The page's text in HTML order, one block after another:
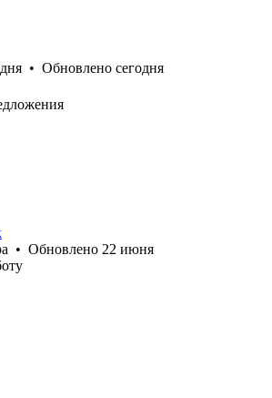
• Обновлено сегодня
• Обновлено 22 июня